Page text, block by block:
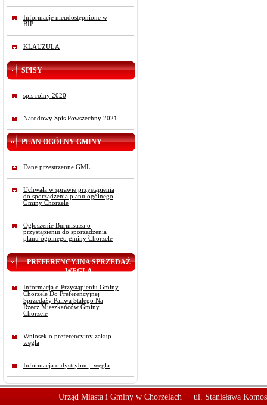
Informacje nieudostępnione w
BIP
KLAUZULA
SPISY
spis rolny 2020
Narodowy Spis Powszechny 2021
PLAN OGÓLNY GMINY
Dane przestrzenne GML
Uchwała w sprawie przystąpienia
do sporządzenia planu ogólnego
Gminy Chorzele
Ogłoszenie Burmistrza o
przystąpieniu do sporządzenia
planu ogólnego gminy Chorzele
PREFERENCYJNA SPRZEDAŻ
WĘGLA
Informacja o Przystąpieniu Gminy
Chorzele Do Preferencyjnej
Sprzedaży Paliwa Stałego Na
Rzecz Mieszkańców Gminy
Chorzele
Wniosek o preferencyjny zakup
węgla
Informacja o dystrybucji węgla
Urząd Miasta i Gminy w Chorzelach ul. Stanisława